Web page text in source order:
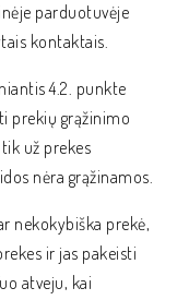
parduotuvėje
kontaktais.
4.2. punkte
prekių grąžinimo
už prekes
nėra grąžinamos.
nekokybiška prekė,
ir jas pakeisti
atveju, kai